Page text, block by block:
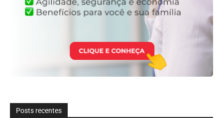
Posts recentes